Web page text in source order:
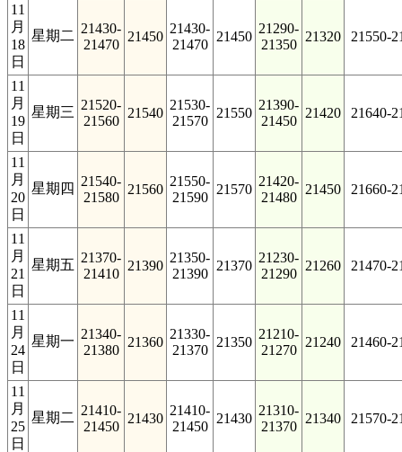
11
月
18
日
星期二 21430-
21470
21450
21430-
21470
21450
21290-
21350
21320 21550-
11
月
19
日
星期三 21520-
21560
21540
21530-
21570
21550
21390-
21450
21420 21640-
11
月
20
日
星期四 21540-
21580
21560
21550-
21590
21570
21420-
21480
21450 21660-
11
月
21
日
星期五 21370-
21410
21390
21350-
21390
21370
21230-
21290
21260 21470-
11
月
24
日
星期一 21340-
21380
21360
21330-
21370
21350
21210-
21270
21240 21460-
11
月
25
日
星期二 21410-
21450
21430
21410-
21450
21430
21310-
21370
21340 21570-